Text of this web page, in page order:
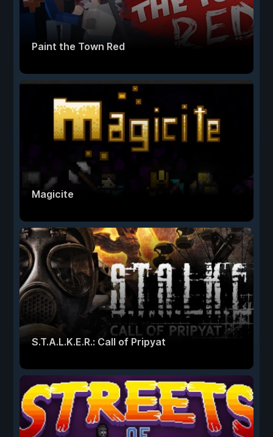
Paint the Town Red
Magicite
S.T.A.L.K.E.R.: Call of Pripyat